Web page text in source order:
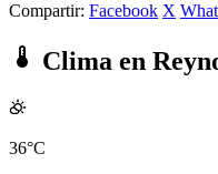
Compartir: Facebook X
Clima en
36°C